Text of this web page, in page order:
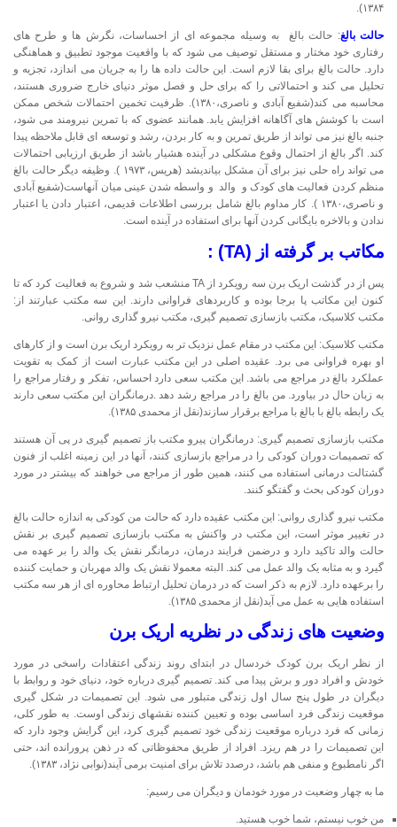
۱۳۸۴).
حالت بالغ: حالت بالغ به وسیله مجموعه ای از احساسات، نگرش ها و طرح های
رفتاری خود مختار و مستقل توصیف می شود که با واقعیت موجود تطبیق و هماهنگی
دارد. حالت بالغ برای بقا لازم است. این حالت داده ها را به جریان می اندازد، تجزیه و
تحلیل می کند و احتمالاتی را که برای حل و فصل موثر دنیای خارج ضروری هستند،
محاسبه می کند(شفیع آبادی و ناصری،۱۳۸۰). ظرفیت تخمین احتمالات شخص ممکن
است با کوشش های آگاهانه افزایش یابد. همانند عضوی که با تمرین نیرومند می شود،
جنبه بالغ نیز می تواند از طریق تمرین و به کار بردن، رشد و توسعه ای قابل ملاحظه پیدا
کند. اگر بالغ از احتمال وقوع مشکلی در آینده هشیار باشد از طریق ارزیابی احتمالات
می تواند راه حلی نیز برای آن مشکل بیاندیشد (هریس، ۱۹۷۳ ). وظیفه دیگر حالت بالغ
منظم کردن فعالیت های کودک و والد و واسطه شدن عینی میان آنهاست(شفیع آبادی
و ناصری،۱۳۸۰ ). کار مداوم بالغ شامل بررسی اطلاعات قدیمی، اعتبار دادن یا اعتبار
ندادن و بالاخره بایگانی کردن آنها برای استفاده در آینده است.
مکاتب بر گرفته از ( TA
) :
پس از در گذشت اریک برن سه رویکرد از TA منشعب شد و شروع به فعالیت کرد که تا
کنون این مکاتب پا برجا بوده و کاربردهای فراوانی دارند. این سه مکتب عبارتند از:
مکتب کلاسیک، مکتب بازسازی تصمیم گیری، مکتب نیرو گذاری روانی.
مکتب کلاسیک: این مکتب در مقام عمل نزدیک تر به رویکرد اریک برن است و از کارهای
او بهره فراوانی می برد. عقیده اصلی در این مکتب عبارت است از کمک به تقویت
عملکرد بالغ در مراجع می باشد. این مکتب سعی دارد احساس، تفکر و رفتار مراجع را
به زبان حال در بیاورد. من بالغ را در مراجع رشد دهد .درمانگران این مکتب سعی دارند
یک رابطه بالغ با بالغ با مراجع برقرار سازند(نقل از محمدی ۱۳۸۵).
مکتب بازسازی تصمیم گیری: درمانگران پیرو مکتب باز تصمیم گیری در پی آن هستند
که تصمیمات دوران کودکی را در مراجع بازسازی کنند، آنها در این زمینه اغلب از فنون
گشتالت درمانی استفاده می کنند، همین طور از مراجع می خواهند که بیشتر در مورد
دوران کودکی بحث و گفتگو کنند.
مکتب نیرو گذاری روانی: این مکتب عقیده دارد که حالت من کودکی به اندازه حالت بالغ
در تغییر موثر است، این مکتب در واکنش به مکتب بازسازی تصمیم گیری بر نقش
حالت والد تاکید دارد و درضمن فرایند درمان، درمانگر نقش یک والد را بر عهده می
گیرد و به مثابه یک والد عمل می کند. البته معمولا نقش یک والد مهربان و حمایت کننده
را برعهده دارد. لازم به ذکر است که در درمان تحلیل ارتباط محاوره ای از هر سه مکتب
استفاده هایی به عمل می آید(نقل از محمدی ۱۳۸۵).
وضعیت های زندگیدر نظریه اریک برن
از نظر اریک برن کودک خردسال در ابتدای روند زندگی اعتقادات راسخی در مورد
خودش و افراد دور و برش پیدا می کند. تصمیم گیری درباره خود، دنیای خود و روابط با
دیگران در طول پنج سال اول زندگی متبلور می شود. این تصمیمات در شکل گیری
موقعیت زندگی فرد اساسی بوده و تعیین کننده نقشهای زندگی اوست. به طور کلی،
زمانی که فرد درباره موقعیت زندگی خود تصمیم گیری کرد، این گرایش وجود دارد که
این تصمیمات را در هم ریزد. افراد از طریق محفوظاتی که در ذهن پرورانده اند، حتی
اگر نامطبوع و منفی هم باشد، درصدد تلاش برای امنیت برمی آیند(نوابی نژاد، ۱۳۸۳).
ما به چهار وضعیت در مورد خودمان و دیگران می رسیم:
من خوب نیستم، شما خوب هستید.